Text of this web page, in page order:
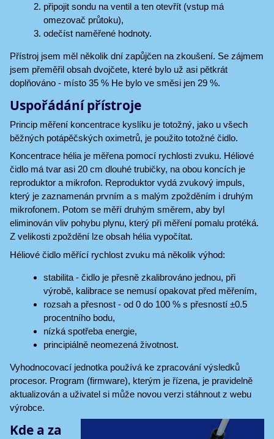
připojit sondu na ventil a ten otevřít (vstup má
omezovač průtoku),
odečíst naměřené hodnoty.
Přístroj jsem měl několik dní zapůjčen na zkoušení. Se zájmem
jsem přeměřil obsah dvojčete, které bylo už asi pětkrát
doplňováno - místo 35 % He bylo ve směsi jen 29 %.
Uspořádání přístroje
Princip měření koncentrace kyslíku je totožný, jako u všech
běžných potápěčských oximetrů, je použito totožné čidlo.
Koncentrace hélia je měřena pomocí rychlosti zvuku. Héliové
čidlo má tvar asi 20 cm dlouhé trubičky, na obou koncích je
reproduktor a mikrofon. Reproduktor vydá zvukový impuls,
který je zaznamenán prvním a s malým zpožděním i druhým
mikrofonem. Potom se měří druhým směrem, aby byl
eliminován vliv pohybu plynu, který při měření pomalu protéká.
Z velikosti zpoždění lze obsah hélia vypočítat.
Héliové čidlo měřící rychlost zvuku má několik výhod:
stabilita - čidlo je přesně zkalibrováno jednou, při
výrobě, kalibrace se nemusí opakovat před měřením,
rozsah a přesnost - od 0 do 100 % s přesností ±0.5
procentního bodu,
nízká spotřeba energie,
principiálně neomezená životnost.
Vyhodnocovací jednotka používá ke zpracování výsledků
procesor. Program (firmware), kterým je řízena, je pravidelně
aktualizován a uživatel si může novou verzi stáhnout z webu
výrobce.
Kde a za